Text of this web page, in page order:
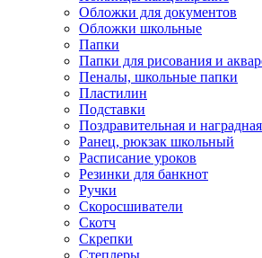
Обложки для документов
Обложки школьные
Папки
Папки для рисования и
Пеналы, школьные папки
Пластилин
Подставки
Поздравительная и
Ранец, рюкзак школьный
Расписание уроков
Резинки для банкнот
Ручки
Скоросшиватели
Скотч
Скрепки
Степлеры